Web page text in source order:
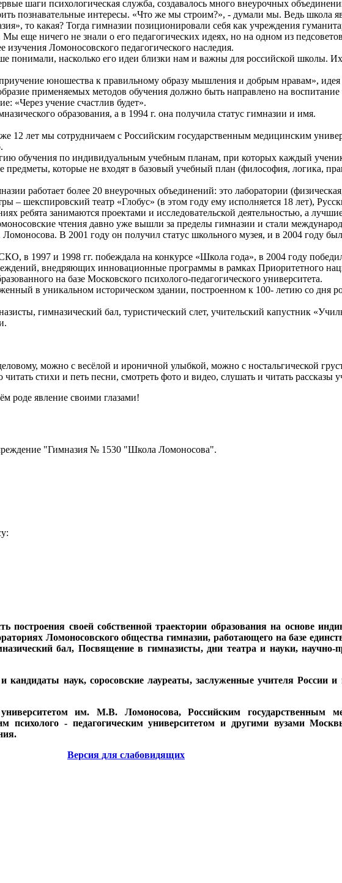
шаги психологическая служба, создавалось много внеурочных
познавательные интересы. «Что же мы строим?», - думали мы. Ведь школа
то какая? Тогда гимназии позиционировали себя как учреждения
еще ничего не знали о его педагогических идеях, но на одном из
Ломоносовского педагогического наследия.
понимали, насколько его идеи близки нам и важны для российской школы.
юношества к правильному образу мышления и добрым нравам»,
применяемых методов обучения должно быть направлено на
«Через учение счастлив будет».
образования, а в 1994 г. она получила статус гимназии и имя.
12 лет мы сотрудничаем с Российским государственным медицинским
обучения по индивидуальным учебным планам, при которых каждый
которые не входят в базовый учебный план (философия, логика,
работает более 20 внеурочных объединений: это лаборатории
– шекспировский театр «Глобус» (в этом году ему исполняется 18 лет),
ребята занимаются проектами и исследовательской деятельностью, а
чтения давно уже вышли за пределы гимназии и стали
В 2001 году он получил статус школьного музея, и в 2004 году
в 1997 и 1998 гг. побеждала на конкурсе «Школа года», в 2004 году
внедряющих инновационные программы в рамках Приоритетного
на базе Московского психолого-педагогического университета.
в уникальном историческом здании, построенном к 100- летию со
гимназический бал, туристический слет, учительский капустник
можно с весёлой и ироничной улыбкой, можно с ностальгической
стихи и петь песни, смотреть фото и видео, слушать и читать рассказы
роде явление своими глазами!
"Гимназия № 1530 "Школа Ломоносова".
своей собственной траектории образования на основе
Ломоносовского общества гимназии, работающего на базе
бал, Посвящение в гимназисты, дни театра и науки, научно-
наук, соросовские лауреаты, заслуженные учителя России
им. М.В. Ломоносова, Российским государственным
психолого - педагогическим университетом и другими вузами
Версия для слабовидящих